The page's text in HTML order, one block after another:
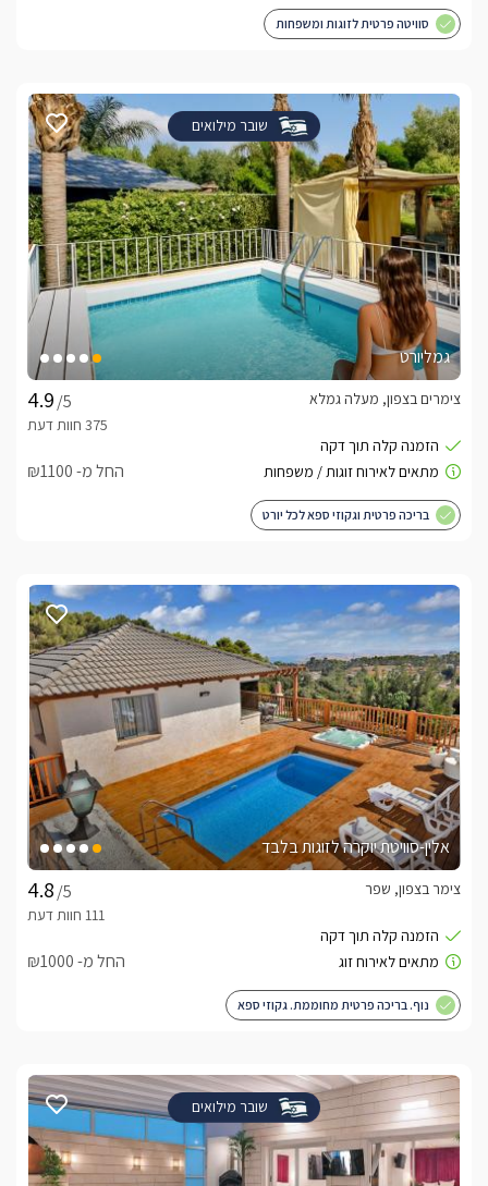
סוויטה פרטית לזוגות ומשפחות
שובר מילואים
גמליורט
/5
צימרים בצפון, מעלה גמלא
החל מ- ₪1100
בריכה פרטית וגקוזי ספא לכל יורט
אלין-סוויטת יוקרה לזוגות בלבד
/5
צימר בצפון, שפר
החל מ- ₪1000
נוף. בריכה פרטית מחוממת. גקוזי ספא
שובר מילואים